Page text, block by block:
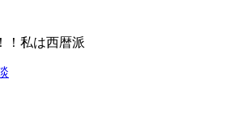
！私は西暦派